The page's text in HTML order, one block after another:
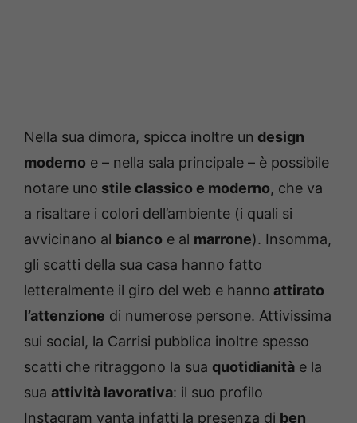
Nella sua dimora, spicca inoltre un design
moderno e – nella sala principale – è possibile
notare uno stile classico e moderno, che va
a risaltare i colori dell’ambiente (i quali si
avvicinano al bianco e al marrone). Insomma,
gli scatti della sua casa hanno fatto
letteralmente il giro del web e hanno attirato
l’attenzione di numerose persone. Attivissima
sui social, la Carrisi pubblica inoltre spesso
scatti che ritraggono la sua quotidianità e la
sua attività lavorativa: il suo profilo
Instagram vanta infatti la presenza di ben